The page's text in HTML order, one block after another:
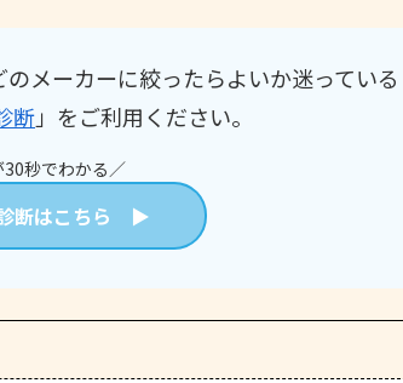
メーカーに絞ったらよいか迷っている
断」をご利用ください。
秒でわかる／
診断はこちら ▶